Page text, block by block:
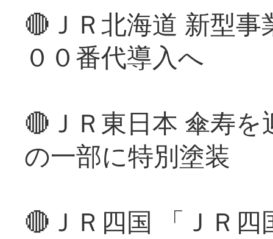
🔴ＪＲ北海道 新型
００番代導入へ
🔴ＪＲ東日本 傘寿
の一部に特別塗装
🔴ＪＲ四国 「ＪＲ